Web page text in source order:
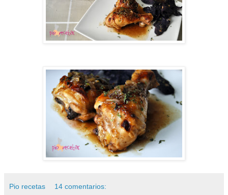
Pio recetas 14 comentarios: